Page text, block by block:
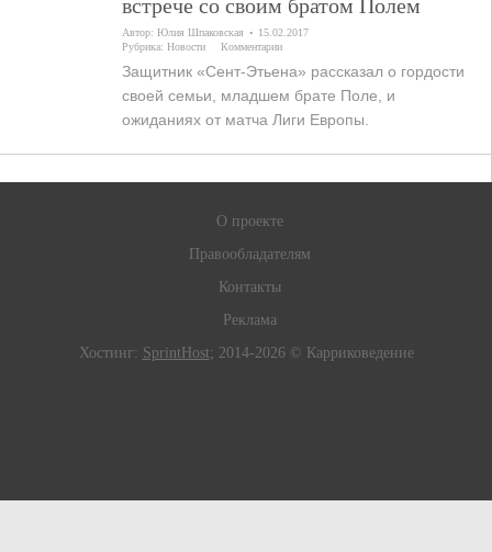
встрече со своим братом Полем
Автор:Юлия Шпаковская
15.02.2017
Рубрика:Новости Комментарии
Защитник «Сент-Этьена» рассказал о гордости
своей семьи, младшем брате Поле, и
ожиданиях от матча Лиги Европы.
О проекте
Правообладателям
Контакты
Реклама
Хостинг: SprintHost; 2014-2026 © Карриковедение